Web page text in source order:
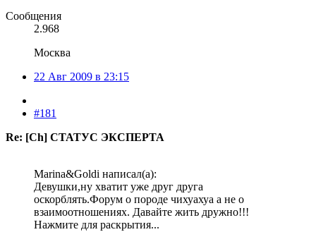
Сообщения
2.968
Москва
22 Авг 2009 в 23:15
#181
Re: [Ch] СТАТУС ЭКСПЕРТА
Marina&Goldi написал(а):
Девушки,ну хватит уже друг друга
оскорблять.Форум о породе чихуахуа а не о
взаимоотношениях. Давайте жить дружно!!!
Нажмите для раскрытия...